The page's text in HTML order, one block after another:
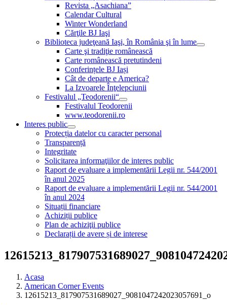
Revista „Asachiana”
Calendar Cultural
Winter Wonderland
Cărţile BJ Iaşi
Biblioteca judeţeană Iaşi, în România şi în lume
Carte şi tradiţie românească
Carte românească pretutindeni
Conferințele BJ Iași
Cât de departe e America?
La Izvoarele Înţelepciunii
Festivalul „Teodorenii“
Festivalul Teodorenii
www.teodorenii.ro
Interes public
Protecția datelor cu caracter personal
Transparență
Integritate
Solicitarea informaţiilor de interes public
Raport de evaluare a implementării Legii nr. 544/2001
în anul 2025
Raport de evaluare a implementării Legii nr. 544/2001
în anul 2024
Situații financiare
Achiziții publice
Plan de achiziţii publice
Declarații de avere și de interese
Acasa
American Corner Events
12615213_817907531689027_9081047242023057691_o